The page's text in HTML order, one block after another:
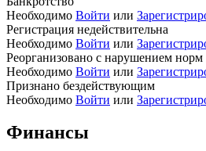
Необходимо Войти или
Регистрация недействительна
Необходимо Войти или
Реорганизовано с нарушением норм
Необходимо Войти или
Признано бездействующим
Необходимо Войти или
Финансы